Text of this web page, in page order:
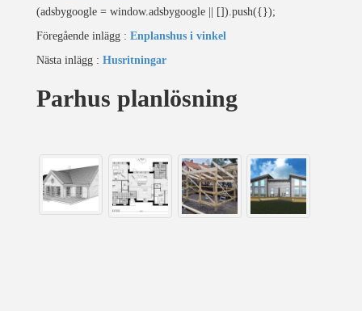
(adsbygoogle = window.adsbygoogle || []).push({});
Föregående inlägg : Enplanshus i vinkel
Nästa inlägg : Husritningar
Parhus planlösning